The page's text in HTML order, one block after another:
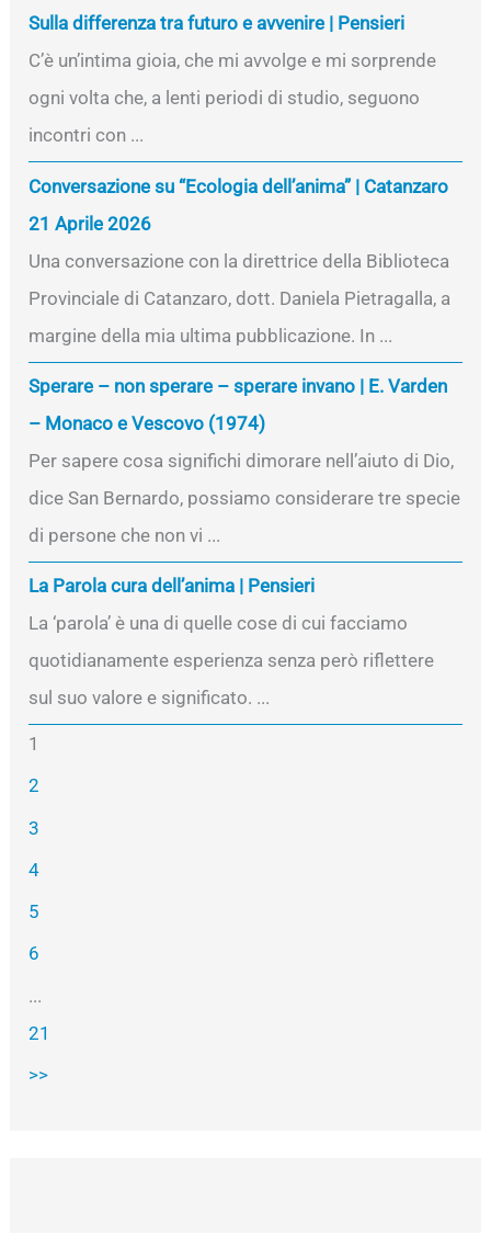
Sulla differenza tra futuro e avvenire | Pensieri
C’è un’intima gioia, che mi avvolge e mi sorprende
ogni volta che, a lenti periodi di studio, seguono
incontri con ...
Conversazione su “Ecologia dell’anima” | Catanzaro
21 Aprile 2026
Una conversazione con la direttrice della Biblioteca
Provinciale di Catanzaro, dott. Daniela Pietragalla, a
margine della mia ultima pubblicazione. In ...
Sperare – non sperare – sperare invano | E. Varden
– Monaco e Vescovo (1974)
Per sapere cosa significhi dimorare nell’aiuto di Dio,
dice San Bernardo, possiamo considerare tre specie
di persone che non vi ...
La Parola cura dell’anima | Pensieri
La ‘parola’ è una di quelle cose di cui facciamo
quotidianamente esperienza senza però riflettere
sul suo valore e significato. ...
1
2
3
4
5
6
...
21
>>